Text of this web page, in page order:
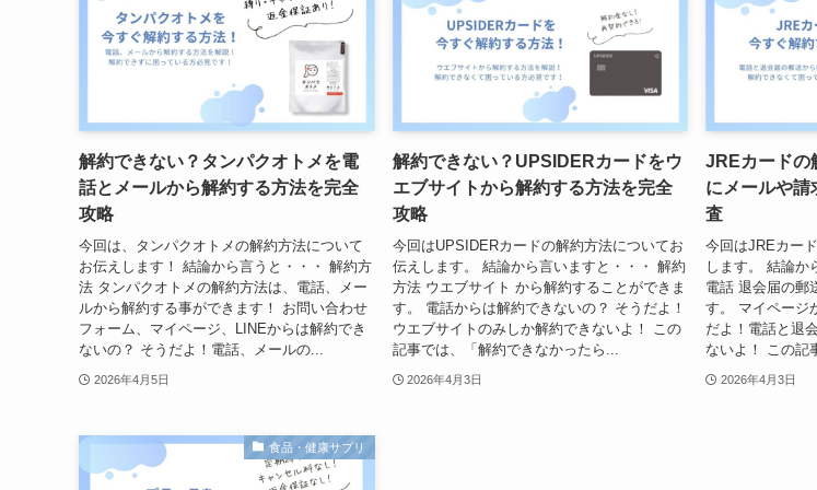
解約できない？タンパクオトメを電
話とメールから解約する方法を完全
攻略
今回は、タンパクオトメの解約方法について
お伝えします！ 結論から言うと・・・ 解約方
法 タンパクオトメの解約方法は、電話、メー
ルから解約する事ができます！ お問い合わせ
フォーム、マイページ、LINEからは解約でき
ないの？ そうだよ！電話、メールの...
2026年4月5日
解約できない？UPSIDERカードをウ
エブサイトから解約する方法を完全
攻略
今回はUPSIDERカードの解約方法についてお
伝えします。 結論から言いますと・・・ 解約
方法 ウエブサイト から解約することができま
す。 電話からは解約できないの？ そうだよ！
ウエブサイトのみしか解約できないよ！ この
記事では、「解約できなかったら...
2026年4月3日
JREカードの
にメールや請
査
今回はJREカー
します。 結論か
電話 退会届の郵
す。 マイページ
だよ！電話と退
ないよ！ この記
2026年4月3日
食品・健康サプリ